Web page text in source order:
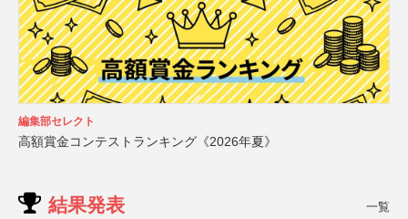
編集部セレクト
高額賞金コンテストランキング《2026年夏》
結果発表 一覧